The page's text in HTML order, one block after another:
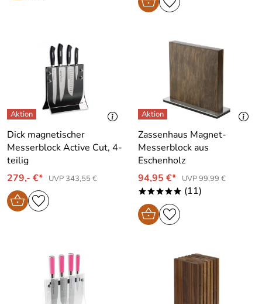
Dick magnetischer
Messerblock Active Cut, 4-
teilig
279,- €*
UVP 343,55 €
Zassenhaus Magnet-
Messerblock aus
Eschenholz
94,95 €*
UVP 99,99 €
***** (11)